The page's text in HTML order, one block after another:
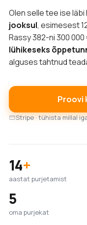
Olen selle tee ise läbi
jooksul, esimesest
Rassy 382-ni 300
lühikeseks
alguses tahtnud
Proovi
Stripe · tühista millal
14+
aastat purjetamist
5
oma purjekat